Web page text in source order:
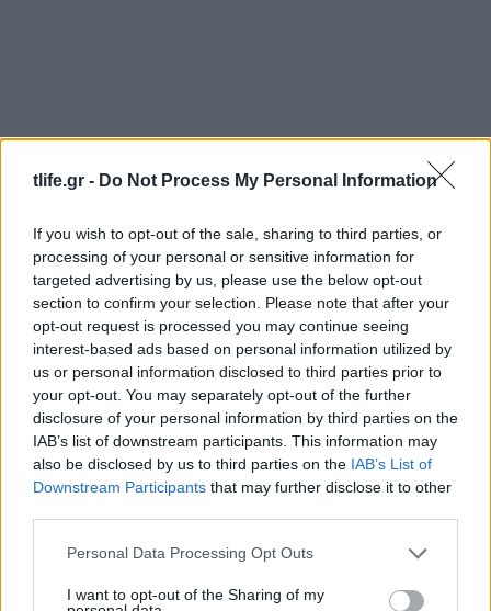
tlife.gr - Do Not Process My Personal Information
If you wish to opt-out of the sale, sharing to third parties, or
processing of your personal or sensitive information for
targeted advertising by us, please use the below opt-out
section to confirm your selection. Please note that after your
opt-out request is processed you may continue seeing
interest-based ads based on personal information utilized by
us or personal information disclosed to third parties prior to
your opt-out. You may separately opt-out of the further
disclosure of your personal information by third parties on the
IAB’s list of downstream participants. This information may
also be disclosed by us to third parties on the IAB’s List of
Downstream Participants that may further disclose it to other
Please note that this website/app uses one or more Google
not limited to your visit or usage behaviour. You may click to
Personal Data Processing Opt Outs
I want to opt-out of the Sharing of my
Follow us on
facebook
twitter Instagram TikTok
Ακολουθήστε τοtlife.gr στο Google
Newsκαι μάθετε πρώτοι όλα τα νέα.